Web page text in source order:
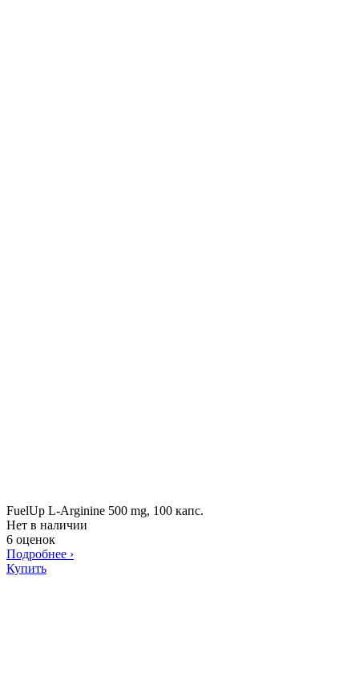
FuelUp L-Arginine 500 mg, 100 капс.
Нет в наличии
6 оценок
Подробнее ›
Купить